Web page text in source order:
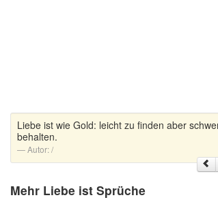
Liebe ist wie Gold: leicht zu finden aber
behalten.
Autor:/
Mehr Liebe ist Sprüche